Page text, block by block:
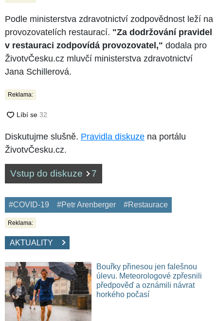
Podle ministerstva zdravotnictví zodpovědnost leží na
provozovatelích restaurací. "Za dodržování pravidel
v restauraci zodpovídá provozovatel," dodala pro
ŽivotvČesku.cz mluvčí ministerstva zdravotnictví
Jana Schillerová.
Reklama:
Diskutujme slušně. Pravidla diskuze na portálu
ŽivotvČesku.cz.
Vstup do diskuze 7
#COVID-19 #Petr Arenberger #Restaurace
Reklama:
AKTUALITY
Bouřky přinesou jen falešnou
úlevu. Meteorologové zpřesnili
předpověď a oznámili návrat
horkého počasí